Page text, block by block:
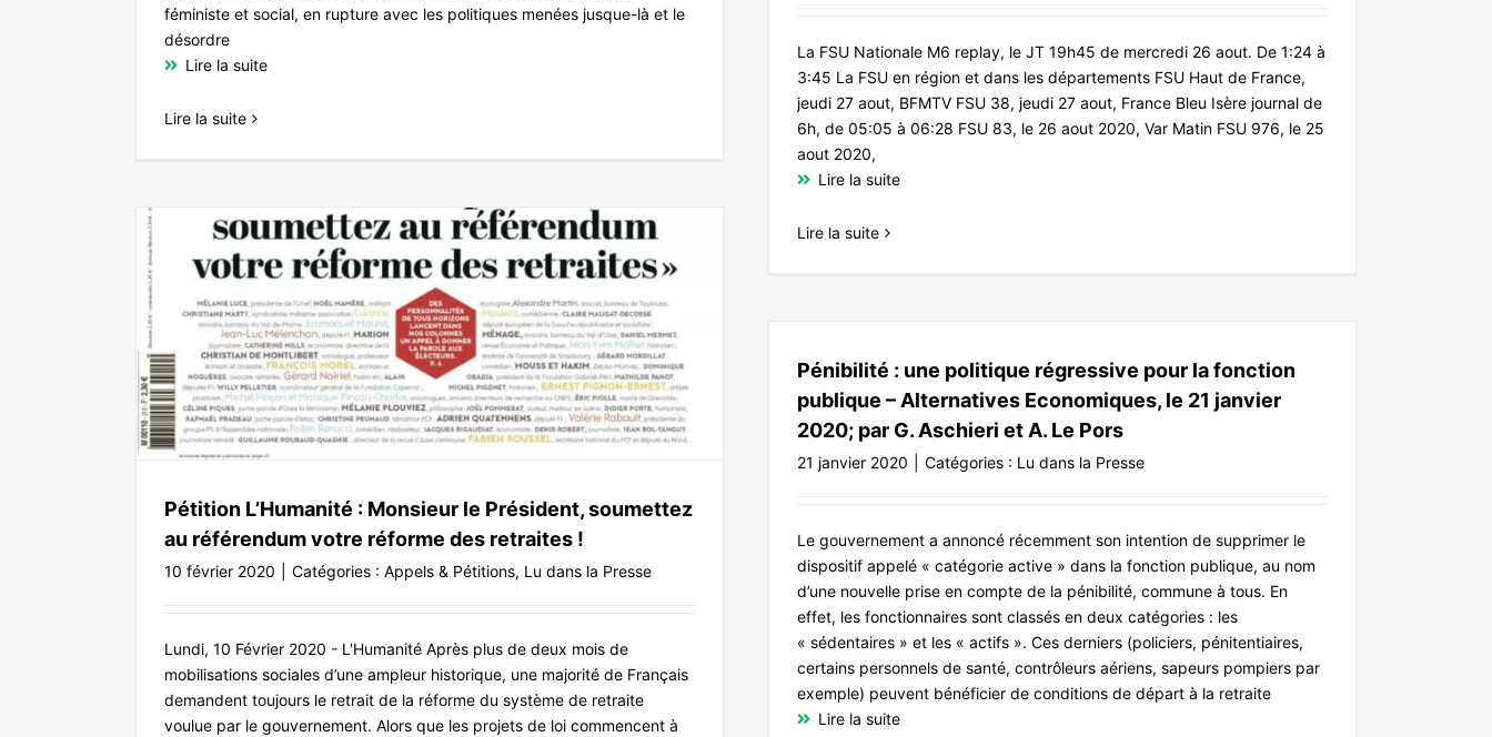
La FSU Nationale M6 replay, le JT 19h45 de mercredi 26 aout. De 1:24 à
3:45 La FSU en région et dans les départements FSU Haut de France,
jeudi 27 aout, BFMTV FSU 38, jeudi 27 aout, France Bleu Isère journal de
6h, de 05:05 à 06:28 FSU 83, le 26 aout 2020, Var Matin FSU 976, le 25
aout 2020,
Lire la suite
Lire la suite
féministe et social, en rupture avec les politiques menées jusque-là et le
désordre
Lire la suite
Lire la suite
Pétition L’Humanité : Monsieur le Président, soumettez
au référendum votre réforme des retraites !
10 février 2020 Catégories : Appels & Pétitions, Lu dans la Presse
Lundi, 10 Février 2020 - L'Humanité Après plus de deux mois de
mobilisations sociales d’une ampleur historique, une majorité de Français
demandent toujours le retrait de la réforme du système de retraite
voulue par le gouvernement. Alors que les projets de loi commencent à
Pénibilité : une politique régressive pour la fonction
publique – Alternatives Economiques, le 21 janvier
2020; par G. Aschieri et A. Le Pors
21 janvier 2020 Catégories : Lu dans la Presse
Le gouvernement a annoncé récemment son intention de supprimer le
dispositif appelé « catégorie active » dans la fonction publique, au nom
d’une nouvelle prise en compte de la pénibilité, commune à tous. En
effet, les fonctionnaires sont classés en deux catégories : les
« sédentaires » et les « actifs ». Ces derniers (policiers, pénitentiaires,
certains personnels de santé, contrôleurs aériens, sapeurs pompiers par
exemple) peuvent bénéficier de conditions de départ à la retraite
Lire la suite